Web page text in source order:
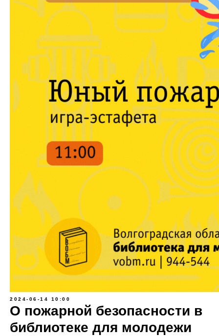
2024-06-14 10:00
О пожарной безопасности в
библиотеке для молодежи